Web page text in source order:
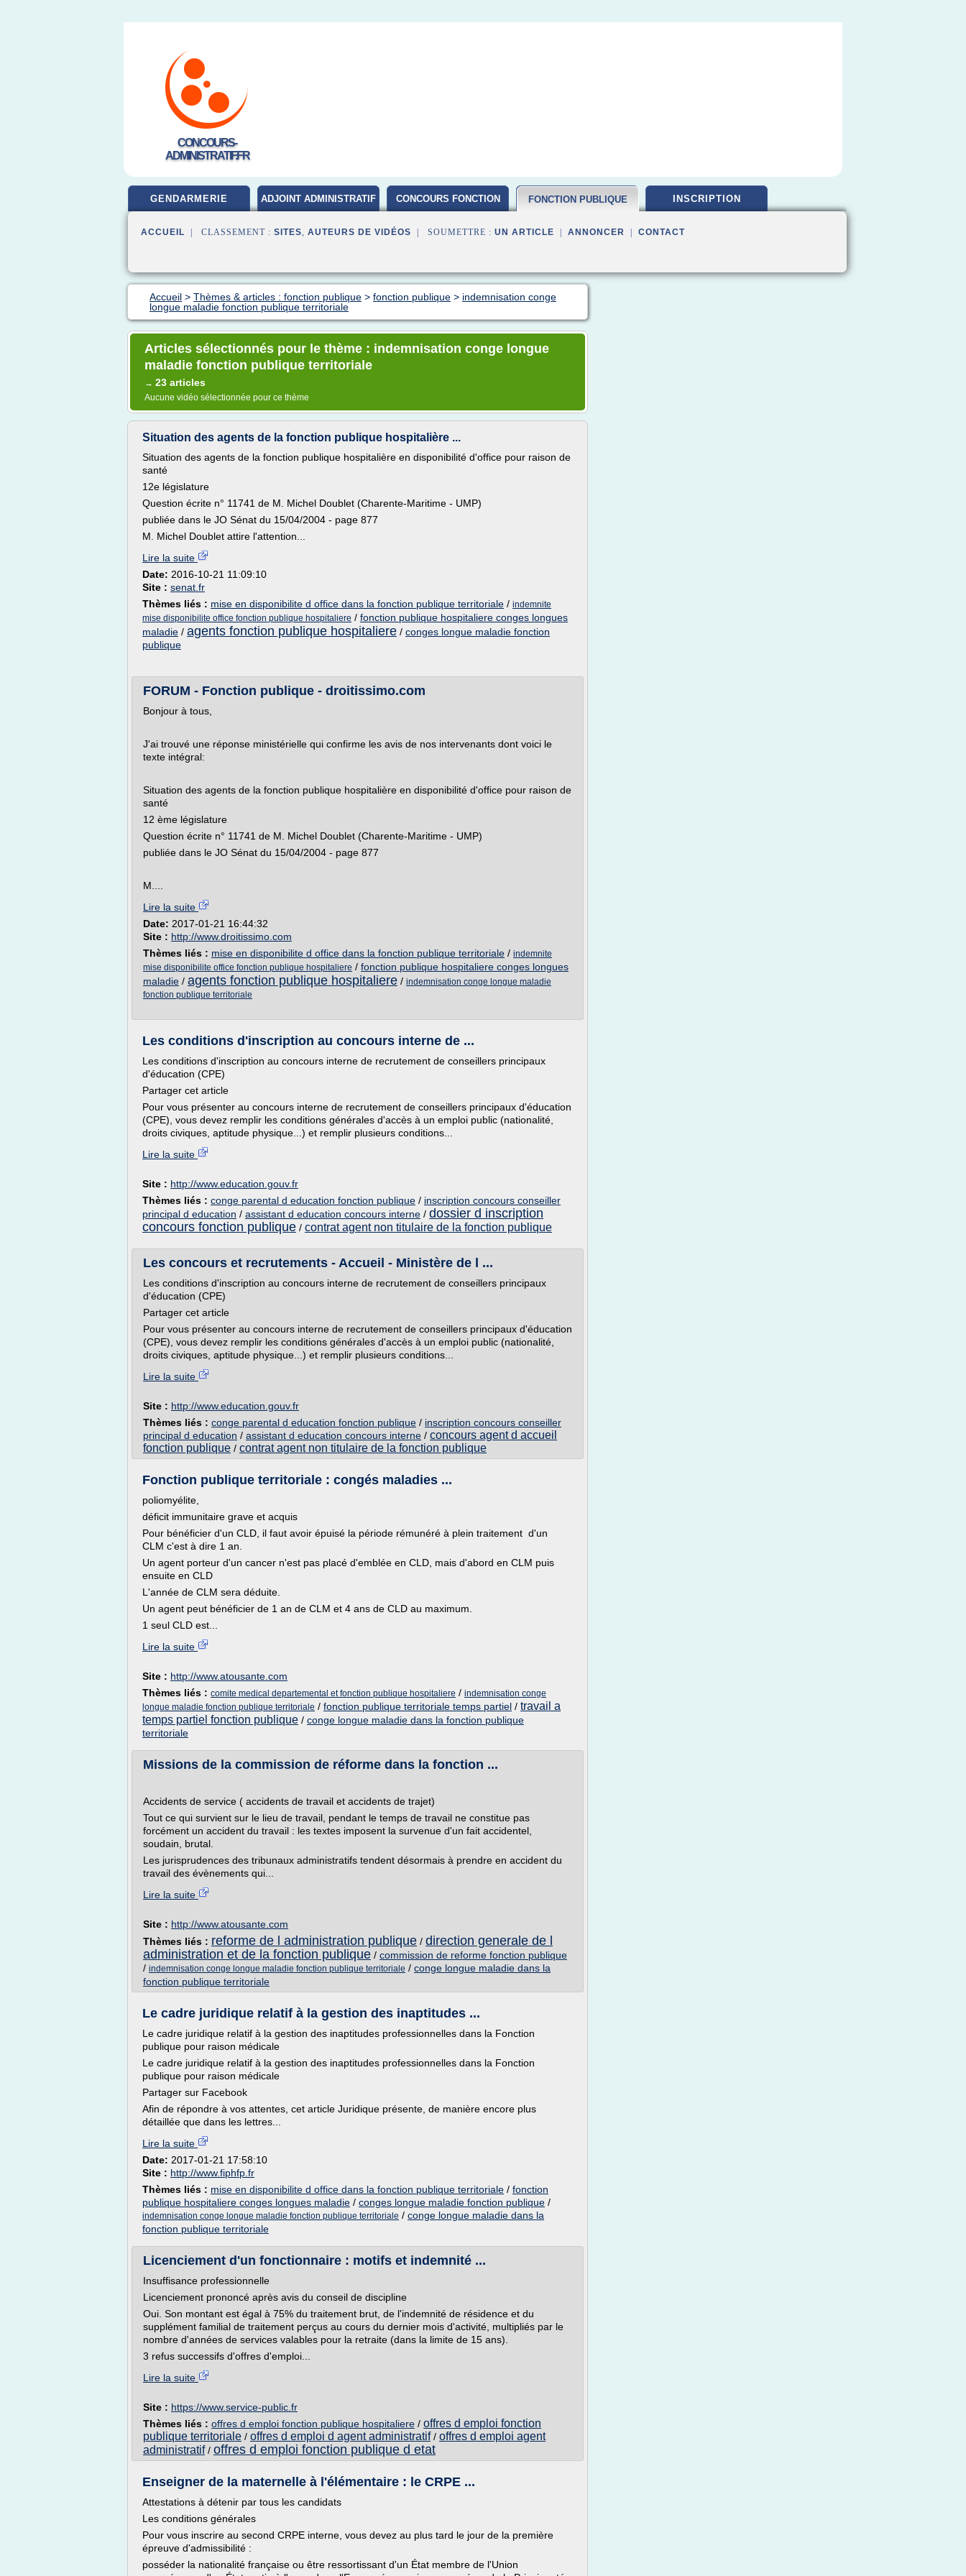
CONCOURS-
ADMINISTRATIF.FR
GENDARMERIE ADJOINT ADMINISTRATIF CONCOURS FONCTION
PUBLIQUE D ETAT 2016
FONCTION PUBLIQUE INSCRIPTION
ACCUEIL | CLASSEMENT : SITES, AUTEURS DE VIDÉOS | SOUMETTRE : UN ARTICLE ANNONCER CONTACT
Accueil > Thèmes & articles : fonction publique > fonction publique > indemnisation conge
longue maladie fonction publique territoriale
Articles sélectionnés pour le thème : indemnisation conge longue
maladie fonction publique territoriale
→ 23 articles
Aucune vidéo sélectionnée pour ce thème
Situation des agents de la fonction publique hospitalière ...
Situation des agents de la fonction publique hospitalière en disponibilité d'office pour raison de
santé
12e législature
Question écrite n° 11741 de M. Michel Doublet (Charente-Maritime - UMP)
publiée dans le JO Sénat du 15/04/2004 - page 877
M. Michel Doublet attire l'attention...
Lire la suite
Date: 2016-10-21 11:09:10
Site : senat.fr
Thèmes liés : mise en disponibilite d office dans la fonction publique territoriale / indemnite
mise disponibilite office fonction publique hospitaliere / fonction publique hospitaliere conges longues
maladie / agents fonction publique hospitaliere / conges longue maladie fonction
publique
FORUM - Fonction publique - droitissimo.com
Bonjour à tous,
J'ai trouvé une réponse ministérielle qui confirme les avis de nos intervenants dont voici le
texte intégral:
Situation des agents de la fonction publique hospitalière en disponibilité d'office pour raison de
santé
12 ème législature
Question écrite n° 11741 de M. Michel Doublet (Charente-Maritime - UMP)
publiée dans le JO Sénat du 15/04/2004 - page 877
M....
Lire la suite
Date: 2017-01-21 16:44:32
Site : http://www.droitissimo.com
Thèmes liés : mise en disponibilite d office dans la fonction publique territoriale / indemnite
mise disponibilite office fonction publique hospitaliere / fonction publique hospitaliere conges longues
maladie / agents fonction publique hospitaliere / indemnisation conge longue maladie
fonction publique territoriale
Les conditions d'inscription au concours interne de ...
Les conditions d'inscription au concours interne de recrutement de conseillers principaux
d'éducation (CPE)
Partager cet article
Pour vous présenter au concours interne de recrutement de conseillers principaux d'éducation
(CPE), vous devez remplir les conditions générales d'accès à un emploi public (nationalité,
droits civiques, aptitude physique...) et remplir plusieurs conditions...
Lire la suite
Site : http://www.education.gouv.fr
Thèmes liés : conge parental d education fonction publique / inscription concours conseiller
principal d education / assistant d education concours interne / dossier d inscription
concours fonction publique / contrat agent non titulaire de la fonction publique
Les concours et recrutements - Accueil - Ministère de l ...
Les conditions d'inscription au concours interne de recrutement de conseillers principaux
d'éducation (CPE)
Partager cet article
Pour vous présenter au concours interne de recrutement de conseillers principaux d'éducation
(CPE), vous devez remplir les conditions générales d'accès à un emploi public (nationalité,
droits civiques, aptitude physique...) et remplir plusieurs conditions...
Lire la suite
Site : http://www.education.gouv.fr
Thèmes liés : conge parental d education fonction publique / inscription concours conseiller
principal d education / assistant d education concours interne / concours agent d accueil
fonction publique / contrat agent non titulaire de la fonction publique
Fonction publique territoriale : congés maladies ...
poliomyélite,
déficit immunitaire grave et acquis
Pour bénéficier d'un CLD, il faut avoir épuisé la période rémunéré à plein traitement d'un
CLM c'est à dire 1 an.
Un agent porteur d'un cancer n'est pas placé d'emblée en CLD, mais d'abord en CLM puis
ensuite en CLD
L'année de CLM sera déduite.
Un agent peut bénéficier de 1 an de CLM et 4 ans de CLD au maximum.
1 seul CLD est...
Lire la suite
Site : http://www.atousante.com
Thèmes liés : comite medical departemental et fonction publique hospitaliere / indemnisation conge
longue maladie fonction publique territoriale / fonction publique territoriale temps partiel / travail a
temps partiel fonction publique / conge longue maladie dans la fonction publique
territoriale
Missions de la commission de réforme dans la fonction ...
Accidents de service ( accidents de travail et accidents de trajet)
Tout ce qui survient sur le lieu de travail, pendant le temps de travail ne constitue pas
forcément un accident du travail : les textes imposent la survenue d'un fait accidentel,
soudain, brutal.
Les jurisprudences des tribunaux administratifs tendent désormais à prendre en accident du
travail des évènements qui...
Lire la suite
Site : http://www.atousante.com
Thèmes liés : reforme de l administration publique / direction generale de l
administration et de la fonction publique / commission de reforme fonction publique
/ indemnisation conge longue maladie fonction publique territoriale / conge longue maladie dans la
fonction publique territoriale
Le cadre juridique relatif à la gestion des inaptitudes ...
Le cadre juridique relatif à la gestion des inaptitudes professionnelles dans la Fonction
publique pour raison médicale
Le cadre juridique relatif à la gestion des inaptitudes professionnelles dans la Fonction
publique pour raison médicale
Partager sur Facebook
Afin de répondre à vos attentes, cet article Juridique présente, de manière encore plus
détaillée que dans les lettres...
Lire la suite
Date: 2017-01-21 17:58:10
Site : http://www.fiphfp.fr
Thèmes liés : mise en disponibilite d office dans la fonction publique territoriale / fonction
publique hospitaliere conges longues maladie / conges longue maladie fonction publique /
indemnisation conge longue maladie fonction publique territoriale / conge longue maladie dans la
fonction publique territoriale
Licenciement d'un fonctionnaire : motifs et indemnité ...
Insuffisance professionnelle
Licenciement prononcé après avis du conseil de discipline
Oui. Son montant est égal à 75% du traitement brut, de l'indemnité de résidence et du
supplément familial de traitement perçus au cours du dernier mois d'activité, multipliés par le
nombre d'années de services valables pour la retraite (dans la limite de 15 ans).
3 refus successifs d'offres d'emploi...
Lire la suite
Site : https://www.service-public.fr
Thèmes liés : offres d emploi fonction publique hospitaliere / offres d emploi fonction
publique territoriale / offres d emploi d agent administratif/ offres d emploi agent
administratif/ offres d emploi fonction publique d etat
Enseigner de la maternelle à l'élémentaire : le CRPE ...
Attestations à détenir par tous les candidats
Les conditions générales
Pour vous inscrire au second CRPE interne, vous devez au plus tard le jour de la première
épreuve d'admissibilité :
posséder la nationalité française ou être ressortissant d'un État membre de l'Union